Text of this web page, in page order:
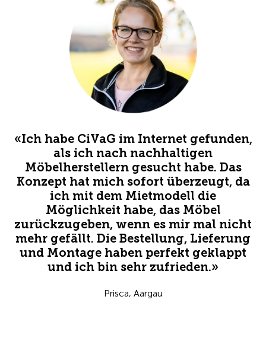
«Ich habe CiVaG im Internet gefunden,
als ich nach nachhaltigen
Möbelherstellern gesucht habe. Das
Konzept hat mich sofort überzeugt, da
ich mit dem Mietmodell die
Möglichkeit habe, das Möbel
zurückzugeben, wenn es mir mal nicht
mehr gefällt. Die Bestellung, Lieferung
und Montage haben perfekt geklappt
und ich bin sehr zufrieden.»
Prisca, Aargau